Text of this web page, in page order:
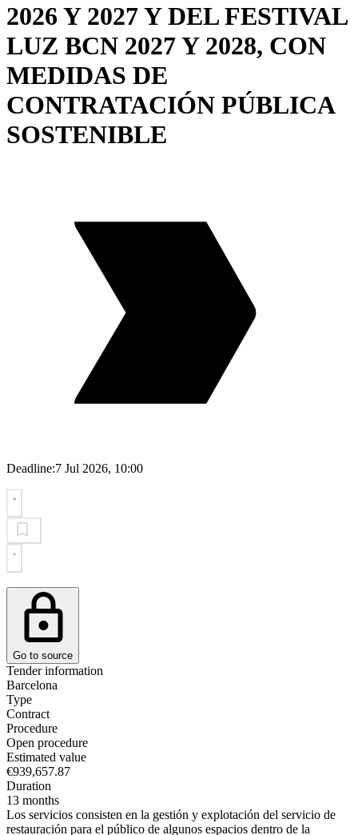
2026 Y 2027 Y DEL FESTIVAL
LUZ BCN 2027 Y 2028, CON
MEDIDAS DE
CONTRATACIÓN PÚBLICA
SOSTENIBLE
Deadline:7 Jul 2026, 10:00
Go to source
Tender information
Barcelona
Type
Contract
Procedure
Open procedure
Estimated value
€939,657.87
Duration
13 months
Los servicios consisten en la gestión y explotación del servicio de
restauración para el público de algunos espacios dentro de la